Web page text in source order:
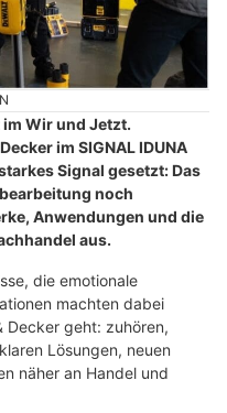
Wir und Jetzt.
im SIGNAL IDUNA
Signal gesetzt: Das
noch
Anwendungen und die
aus.
die emotionale
machten dabei
Decker geht: zuhören,
Lösungen, neuen
näher an Handel und